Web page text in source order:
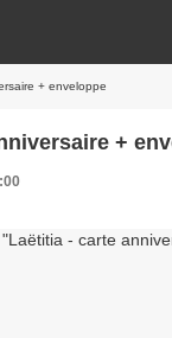
+ enveloppe
+